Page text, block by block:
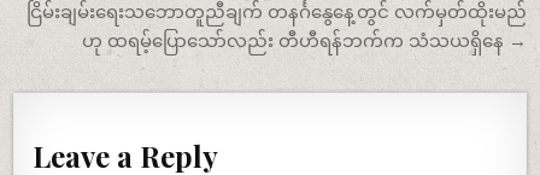
ငြိမ်းချမ်းရေးသဘောတူညီချက် တနင်္ဂနွေနေ့တွင် လက်မှတ်ထိုးမည်
ဟု ထရမ့်ပြောသော်လည်း တီဟီရန်ဘက်က သံသယရှိနေ →
Leave a Reply